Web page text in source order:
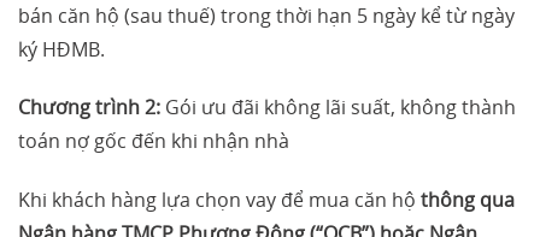
bán căn hộ (sau thuế) trong thời hạn 5 ngày kể từ ngày
ký HĐMB.
Chương trình 2: Gói ưu đãi không lãi suất, không thành
toán nợ gốc đến khi nhận nhà
Khi khách hàng lựa chọn vay để mua căn hộ thông qua